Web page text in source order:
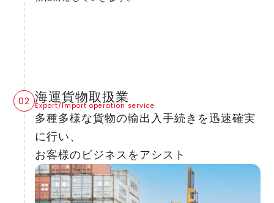
海運貨物取扱業
Export/Import operation service
多種多様な貨物の輸出入手続きを迅速確実
に行い、
お客様のビジネスをアシスト